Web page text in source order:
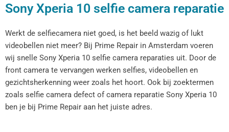
Sony Xperia 10 selfie camera reparatie
Werkt de selfiecamera niet goed, is het beeld wazig of lukt
videobellen niet meer? Bij Prime Repair in Amsterdam voeren
wij snelle Sony Xperia 10 selfie camera reparaties uit. Door de
front camera te vervangen werken selfies, videobellen en
gezichtsherkenning weer zoals het hoort. Ook bij zoektermen
zoals selfie camera defect of camera reparatie Sony Xperia 10
ben je bij Prime Repair aan het juiste adres.